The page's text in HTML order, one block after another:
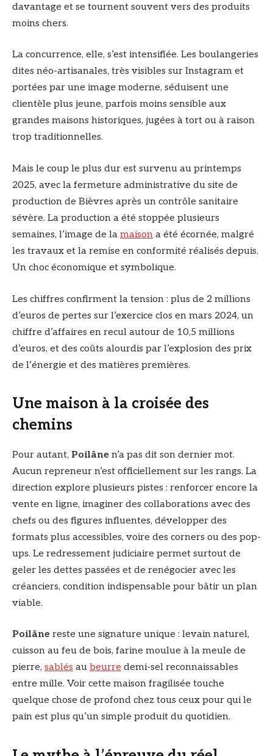
davantage et se tournent souvent vers des produits
moins chers.
La concurrence, elle, s’est intensifiée. Les boulangeries
dites néo-artisanales, très visibles sur Instagram et
portées par une image moderne, séduisent une
clientèle plus jeune, parfois moins sensible aux
grandes maisons historiques, jugées à tort ou à raison
trop traditionnelles.
Mais le coup le plus dur est survenu au printemps
2025, avec la fermeture administrative du site de
production de Bièvres après un contrôle sanitaire
sévère. La production a été stoppée plusieurs
semaines, l’image de la maison a été écornée, malgré
les travaux et la remise en conformité réalisés depuis.
Un choc économique et symbolique.
Les chiffres confirment la tension : plus de 2 millions
d’euros de pertes sur l’exercice clos en mars 2024, un
chiffre d’affaires en recul autour de 10,5 millions
d’euros, et des coûts alourdis par l’explosion des prix
de l’énergie et des matières premières.
Une maison à la croisée des
chemins
Pour autant, Poilâne n’a pas dit son dernier mot.
Aucun repreneur n’est officiellement sur les rangs. La
direction explore plusieurs pistes : renforcer encore la
vente en ligne, imaginer des collaborations avec des
chefs ou des figures influentes, développer des
formats plus accessibles, voire des corners ou des pop-
ups. Le redressement judiciaire permet surtout de
geler les dettes passées et de renégocier avec les
créanciers, condition indispensable pour bâtir un plan
viable.
Poilâne reste une signature unique : levain naturel,
cuisson au feu de bois, farine moulue à la meule de
pierre, sablés au beurre demi-sel reconnaissables
entre mille. Voir cette maison fragilisée touche
quelque chose de profond chez tous ceux pour qui le
pain est plus qu’un simple produit du quotidien.